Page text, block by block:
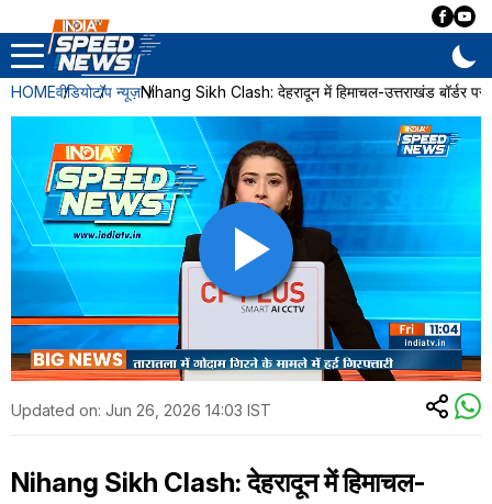
HOMEवीडियोटॉप न्यूज़Nihang Sikh Clash: देहरादून में हिमाचल-उत्तराखंड बॉर्डर पर
Updated on: Jun 26, 2026 14:03 IST
Nihang Sikh Clash: देहरादून में हिमाचल-